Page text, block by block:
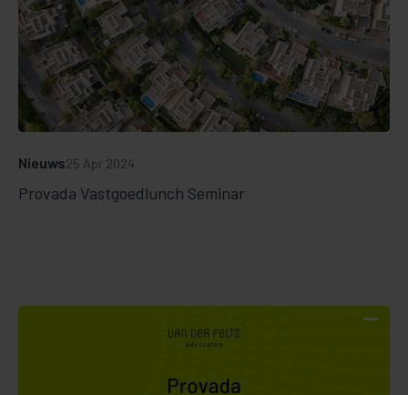
Provada Vastgoedlunch Seminar
Nieuws25 Apr 2024